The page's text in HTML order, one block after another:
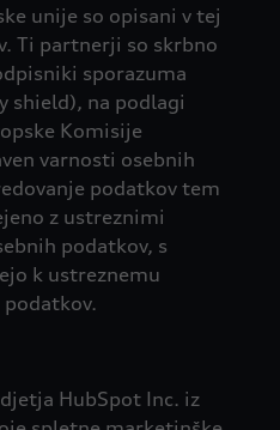
unije so opisani v tej
Ti partnerji so skrbno
sporazuma
shield), na podlagi
Komisije
varnosti osebnih
podatkov tem
z ustreznimi
podatkov, s
k ustreznemu
HubSpot Inc. iz